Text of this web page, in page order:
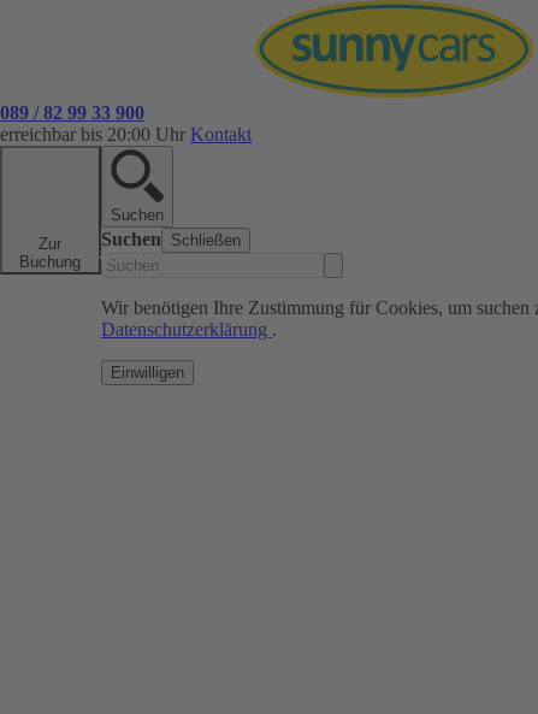
089 / 82 99 33 900
erreichbar bis 20:00 Uhr Kontakt
Zur
Buchung
Suchen
Suchen Schließen
Wir benötigen Ihre Zustimmung für Cookies, um
Datenschutzerklärung .
Einwilligen